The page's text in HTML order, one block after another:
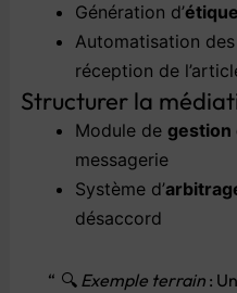
Génération d’
Automatisation des
réception de
Structurer la
Module de gestion
messagerie
Système d’
désaccord
🔍 Exemple terrain :